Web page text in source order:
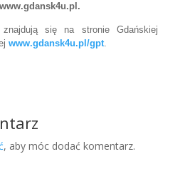
znajdują się na stronie Gdańskiej
www.gdansk4u.pl/gpt.
, aby móc dodać komentarz.